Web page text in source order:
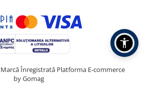
Înregistrată Platforma E-commerce
by Gomag